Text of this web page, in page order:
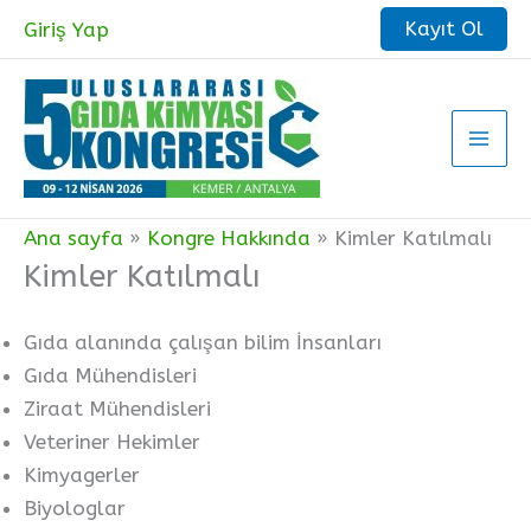
Giriş Yap Kayıt Ol
Ana sayfa Kongre Hakkında Kimler Katılmalı
Kimler Katılmalı
Gıda alanında çalışan bilim İnsanları
Gıda Mühendisleri
Ziraat Mühendisleri
Veteriner Hekimler
Kimyagerler
Biyologlar